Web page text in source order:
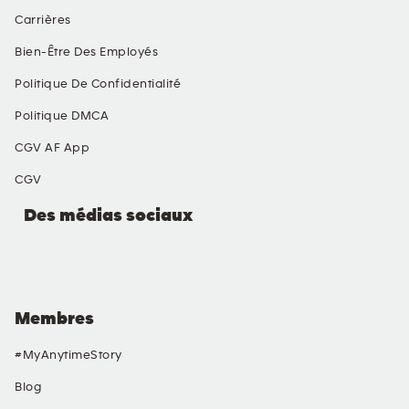
Carrières
Bien-Être Des Employés
Politique De Confidentialité
Politique DMCA
CGV AF App
CGV
Membres
#MyAnytimeStory
Blog
Des médias sociaux